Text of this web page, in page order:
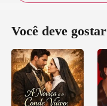
Você deve gostar